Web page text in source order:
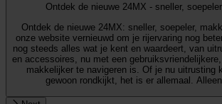
Ontdek de nieuwe 24MX - sneller,
Ontdek de nieuwe 24MX: sneller, soepeler, makkelijker. We
onze website vernieuwd om je rijervaring nog
nog steeds alles wat je kent en waardeert, van
en accessoires, nu met een
makkelijker te navigeren is. Of je nu uitrusting
gewoon rondkijkt, het is er allemaal.